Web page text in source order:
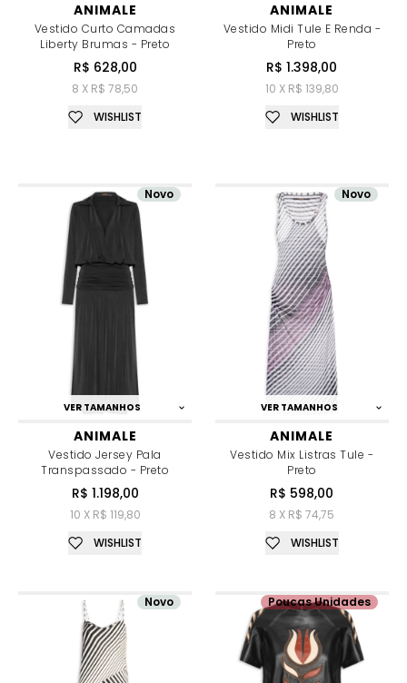
ANIMALE
Vestido Curto Camadas
Liberty Brumas - Preto
R$ 628,00
8 X R$ 78,50
WISHLIST
ANIMALE
Vestido Midi Tule E Renda -
Preto
R$ 1.398,00
10 X R$ 139,80
WISHLIST
VER TAMANHOS
ANIMALE
Vestido Jersey Pala
Transpassado - Preto
R$ 1.198,00
10 X R$ 119,80
Novo
WISHLIST
VER TAMANHOS
ANIMALE
Vestido Mix Listras Tule -
Preto
R$ 598,00
8 X R$ 74,75
Novo
WISHLIST
Novo Poucas Unidades